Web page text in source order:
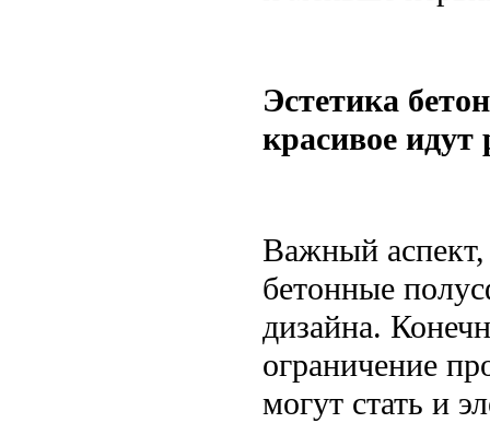
Эстетика
красивое идут
Важный
бетонные
дизайна.
ограничение
могут стать и